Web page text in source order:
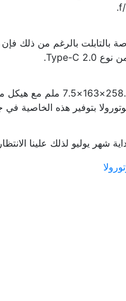
أما وزن التابلت فهو
بتوفير هذه الخاصية في
شهر يوليو لذلك